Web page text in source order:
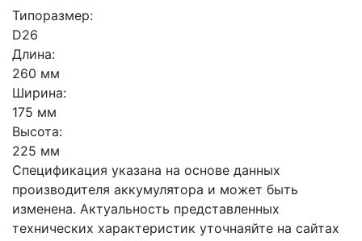
Типоразмер:
D26
Длина:
260 мм
Ширина:
175 мм
Высота:
225 мм
Спецификация указана на основе данных
производителя аккумулятора и может быть
изменена. Актуальность представленных
технических характеристик уточнаяйте на сайтах